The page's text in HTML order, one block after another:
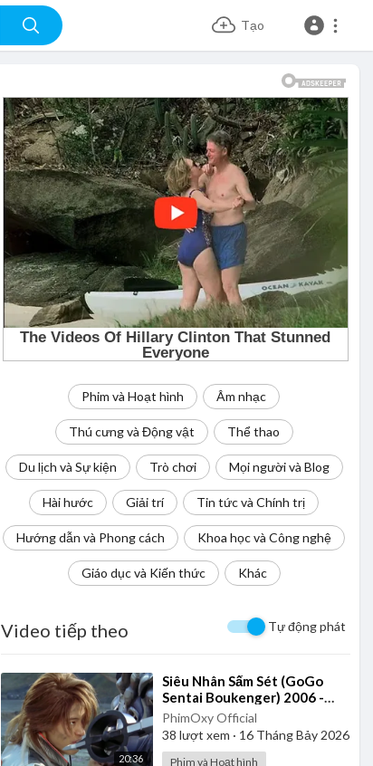
Tạo
Phim và Hoạt hình Âm nhạc
Thú cưng và Động vật Thể thao
Du lịch và Sự kiện Trò chơi Mọi người và Blog
Hài hước Giải trí Tin tức và Chính trị
Hướng dẫn và Phong cách Khoa học và Công nghệ
Giáo dục và Kiến thức Khác
Video tiếp theo Tự động phát
20:36
⁣Siêu Nhân Sấm Sét (GoGo
Sentai Boukenger) 2006 -
Tập 40 | Thuyết Minh
PhimOxy Official
38 lượt xem · 16 Tháng Bảy 2026
Phim và Hoạt hình